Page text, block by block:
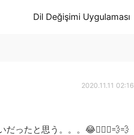
Dil Değişimi Uygulaması
2020.11.11 02:16
ったと思う。。。😂🏃🏽‍♀️💨💨